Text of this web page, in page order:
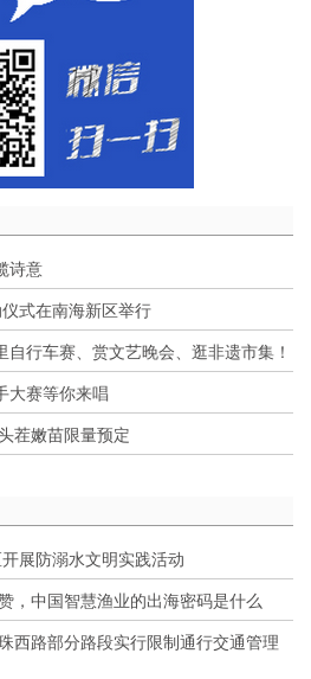
诗意
式在南海新区举行
行车赛、赏文艺晚会、逛非遗市集！
大赛等你来唱
茬嫩苗限量预定
展防溺水文明实践活动
，中国智慧渔业的出海密码是什么
西路部分路段实行限制通行交通管理